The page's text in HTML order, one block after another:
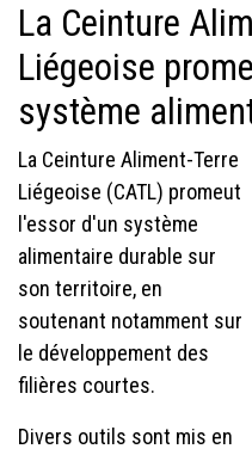
La Ceinture
Liégeoise
système
La Ceinture Aliment-Terre
Liégeoise (CATL) promeut
l'essor d'un système
alimentaire durable sur
son territoire, en
soutenant notamment sur
le développement des
filières courtes.
Divers outils sont mis en